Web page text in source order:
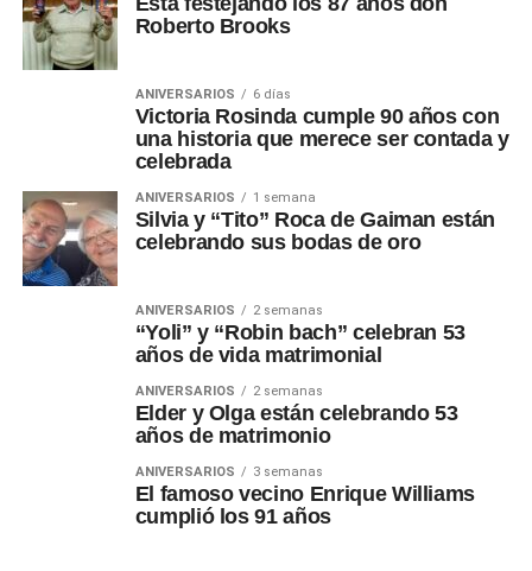
Roberto Brooks
ANIVERSARIOS 6 días
Victoria Rosinda cumple 90 años con
una historia que merece ser contada y
celebrada
ANIVERSARIOS 1 semana
Silvia y “Tito” Roca de Gaiman están
celebrando sus bodas de oro
ANIVERSARIOS 2 semanas
“Yoli” y “Robin bach” celebran 53
años de vida matrimonial
ANIVERSARIOS 2 semanas
Elder y Olga están celebrando 53
años de matrimonio
ANIVERSARIOS 3 semanas
El famoso vecino Enrique Williams
cumplió los 91 años